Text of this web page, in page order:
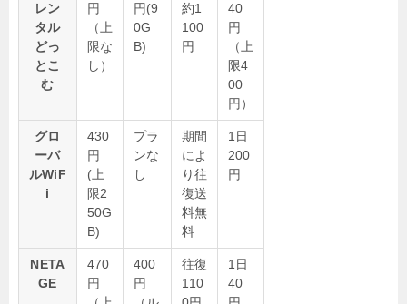
レン
タル
どっ
とこ
む
円
（上
限な
し）
円(9
0G
B)
約1
100
円
40
円
（上
限4
00
円）
グロ
ーバ
ルWiF
i
430
円
(上
限2
50G
B)
プラ
ンな
し
期間
によ
り往
復送
料無
料
1日
200
円
NETA
GE
470
円
400
円
往復
110
1日
40